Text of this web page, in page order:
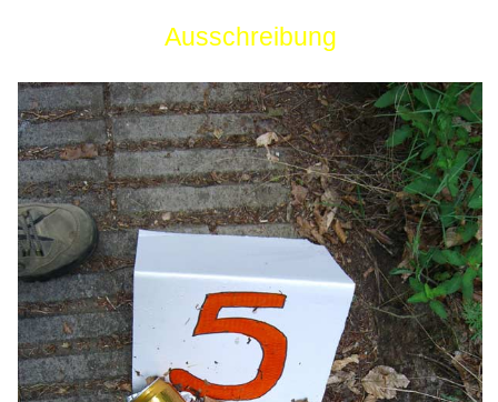
Ausschreibung